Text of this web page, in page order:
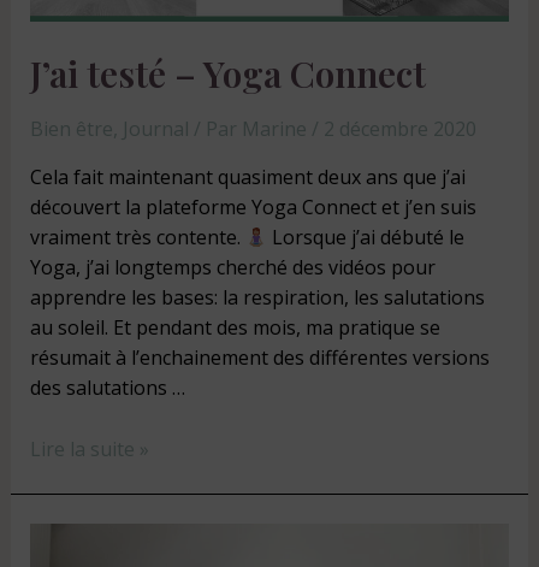
J’ai testé – Yoga Connect
Bien être Journal / Par Marine / 2 décembre 2020
Cela fait maintenant quasiment deux ans que j’ai
découvert la plateforme Yoga Connect et j’en suis
vraiment très contente.
Lorsque j’ai débuté le
Yoga, j’ai longtemps cherché des vidéos pour
apprendre les bases: la respiration, les salutations
au soleil. Et pendant des mois, ma pratique se
résumait à l’enchainement des différentes versions
des salutations …
Lire la suite »